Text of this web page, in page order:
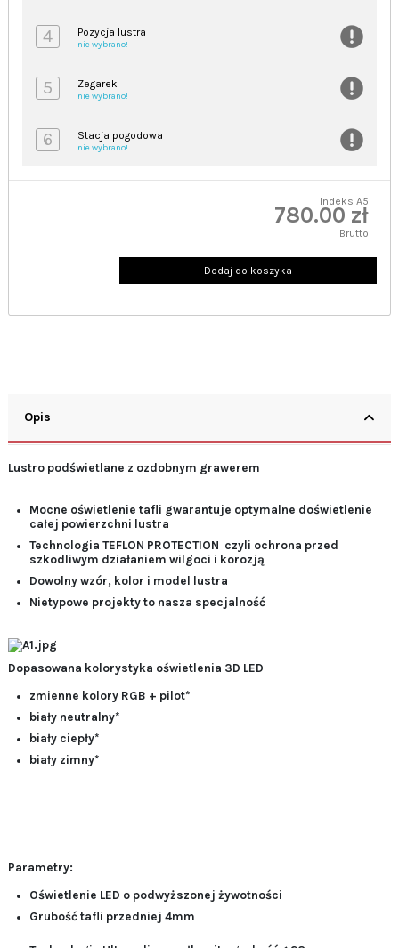
4 Pozycja lustra
nie wybrano!
5 Zegarek
nie wybrano!
6 Stacja pogodowa
nie wybrano!
Indeks A5
780.00 zł
Brutto
Dodaj do koszyka
Opis
Lustro podświetlane z ozdobnym grawerem
Mocne oświetlenie tafli gwarantuje optymalne doświetlenie
całej powierzchni lustra
Technologia TEFLON PROTECTION czyli ochrona przed
szkodliwym działaniem wilgoci i korozją
Dowolny wzór, kolor i model lustra
Nietypowe projekty to nasza specjalność
Dopasowana kolorystyka oświetlenia 3D LED
zmienne kolory RGB + pilot*
biały neutralny*
biały ciepły*
biały zimny*
Parametry:
Oświetlenie LED o podwyższonej żywotności
Grubość tafli przedniej 4mm